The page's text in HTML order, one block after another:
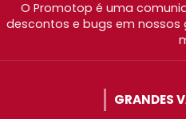
O Promotop é uma
descontos e bugs em
GRANDES